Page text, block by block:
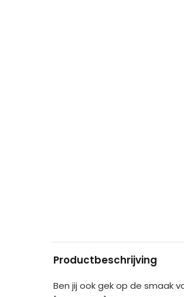
Productbeschrijving
Ben jij ook gek op de smaak